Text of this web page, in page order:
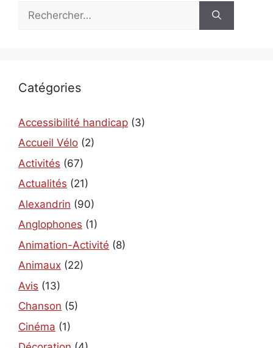
Catégories
Accessibilité handicap (3)
Accueil Vélo (2)
Activités (67)
Actualités (21)
Alexandrin (90)
Anglophones (1)
Animation-Activité (8)
Animaux (22)
Avis (13)
Chanson (5)
Cinéma (1)